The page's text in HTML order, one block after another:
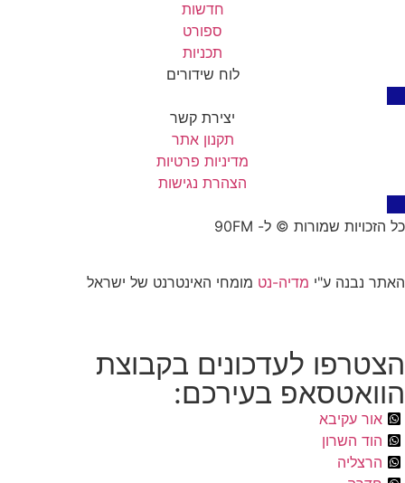
חדשות
ספורט
תכניות
לוח שידורים
יצירת קשר
תקנון אתר
מדיניות פרטיות
הצהרת נגישות
כל הזכויות שמורות © ל- 90FM
האתר נבנה ע"י מדיה-נט מומחי האינטרנט של ישראל
הצטרפו לעדכונים בקבוצת
הוואטסאפ בעירכם:
אור עקיבא
הוד השרון
הרצליה